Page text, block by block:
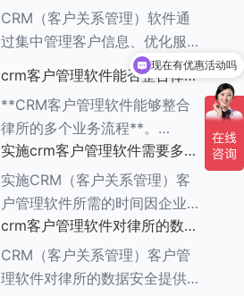
客户信息管理
满意度
CRM（客户关系管理）软件通
过集中管理客户信息、优化服务
流程、提供个性化服务等多种方
式，能够有效提高客户满意度。
以下是一些具体的方法： ###
一、集中管理客户信息 CRM软
件
crm客户管理软件能否整合律所
的多个业务流程
**CRM客户管理软件能够整合
律所的多个业务流程**。
CRM（客户关系管理）管理软
件的功能多种多样，旨在帮助企
业有效管理与客户之间的互动，
增强客户满意度，提升销售业
绩。以下是对CR
实施crm客户管理软件需要多长
时间
实施CRM（客户关系管理）客
户管理软件所需的时间因企业的
具体需求、系统复杂程度、企业
规模以及资源分配情况而异。一
般来说，整个实施周期可以分为
crm客户管理软件对律所的数据
安全有何保障措施
CRM（客户关系管理）客户管
理软件对律所的数据安全提供了
可以介绍下你们的产品么
现在有优惠活动吗